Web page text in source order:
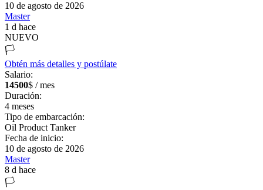
10 de agosto de 2026
Master
1 d hace
NUEVO
🏳️
Obtén más detalles y postúlate
Salario:
14500$ / mes
Duración:
4 meses
Tipo de embarcación:
Oil Product Tanker
Fecha de inicio:
10 de agosto de 2026
Master
8 d hace
🏳️